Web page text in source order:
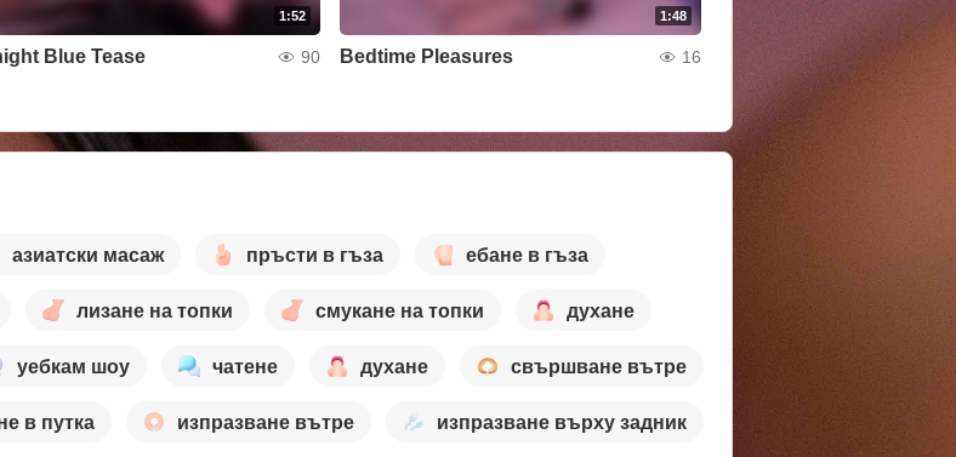
1:52
Blue Tease 90
1:48
Bedtime Pleasures 16
азиатски масаж пръсти в гъза ебане в гъза
лизане на топки смукане на топки духане
уебкам шоу чатене духане свършване вътре
в путка изпразване вътре изпразване върху задник